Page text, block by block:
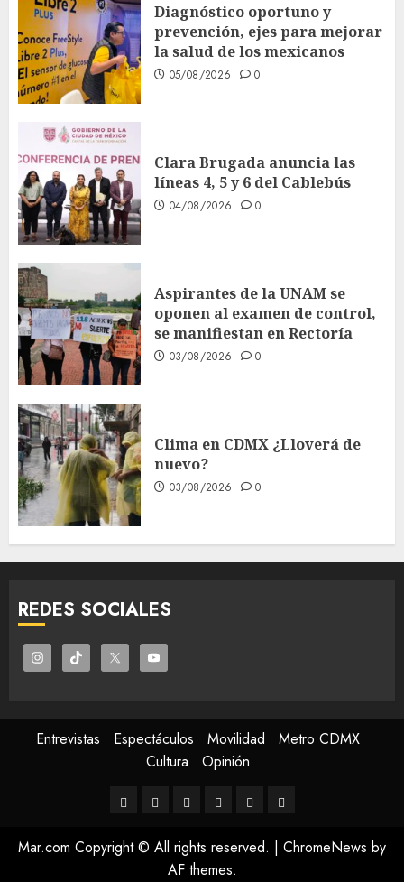
Diagnóstico oportuno y
prevención, ejes para mejorar
la salud de los mexicanos
05/08/2026 0
Clara Brugada anuncia las
líneas 4, 5 y 6 del Cablebús
04/08/2026 0
Aspirantes de la UNAM se
oponen al examen de control,
se manifiestan en Rectoría
03/08/2026 0
Clima en CDMX ¿Lloverá de
nuevo?
03/08/2026 0
REDES SOCIALES
Entrevistas Espectáculos Movilidad
Metro CDMX
Cultura
Opinión
Entrevistas
Espectáculos
Movilidad
MetroCulturaOpinión
Mar.com Copyright © All rights reserved. | ChromeNews by
AF themes.